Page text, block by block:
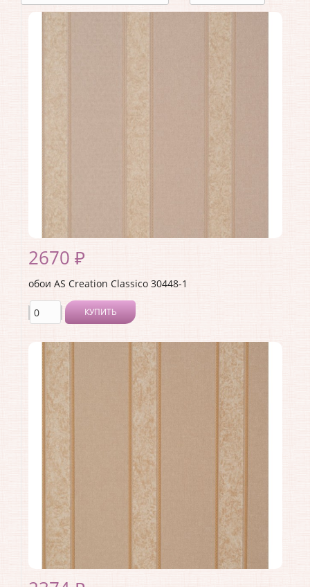
2670 ₽
обои AS Creation Classico 30448-1
КУПИТЬ
Производитель:
AS Creation
Коллекция:
Длина рулона:
Ширина рулона:
Материал покрытия:
Виниловое
Страна:
Материал основы:
Флизелин
Раппорт: <>